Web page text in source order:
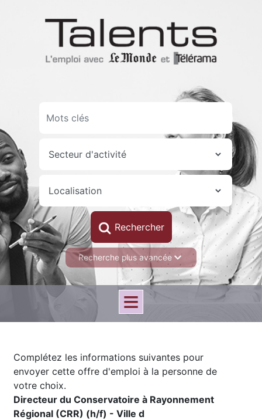
Recherche plus avancée
Complétez les informations suivantes pour
envoyer cette offre d'emploi à la personne de
votre choix.
Directeur du Conservatoire à Rayonnement
Régional (CRR) (h/f) - Ville d